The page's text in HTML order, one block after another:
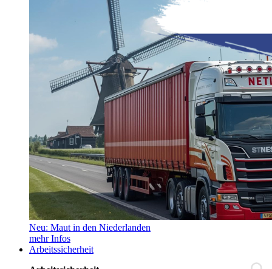
Neu: Maut in den Niederlanden
mehr Infos
Arbeitssicherheit